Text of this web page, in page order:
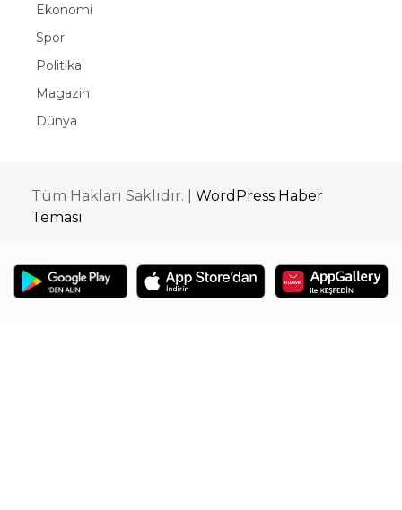
Ekonomi
Spor
Politika
Magazin
Dünya
Tüm Hakları Saklıdır. | WordPress Haber
Teması